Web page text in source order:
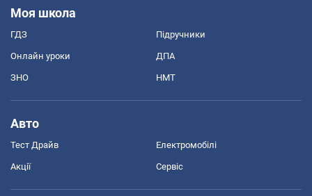
Моя школа
ГДЗ Підручники
Онлайн уроки ДПА
ЗНО НМТ
Авто
Тест Драйв Електромобілі
Акції Сервіс